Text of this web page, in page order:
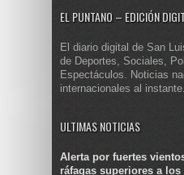
EL PUNTANO – EDICIÓN
El diario digital de San
de Deportes, Sociales,
Espectáculos. Noticias
internacionales al instante.
ULTIMAS NOTICIAS
Alerta por fuertes
ráfagas superiores a los